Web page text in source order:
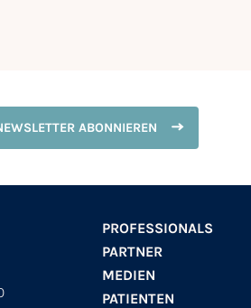
ABONNIEREN
PROFESSIONALS
PARTNER
MEDIEN
PATIENTEN